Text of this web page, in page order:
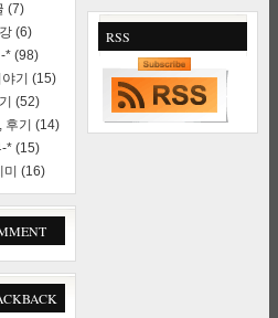
RSS
(7)
(6)
* (98)
기 (15)
(52)
후기 (14)
-* (15)
(16)